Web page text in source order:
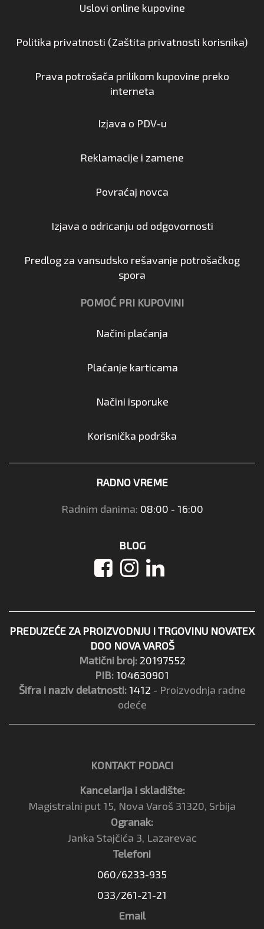
Uslovi online kupovine
Politika privatnosti (Zaštita privatnosti korisnika)
Prava potrošača prilikom kupovine preko
interneta
Izjava o PDV-u
Reklamacije i zamene
Povraćaj novca
Izjava o odricanju od odgovornosti
Predlog za vansudsko rešavanje potrošačkog
spora
POMOĆ PRI KUPOVINI
Načini plaćanja
Plaćanje karticama
Načini isporuke
Korisnička podrška
RADNO VREME
Radnim danima: 08:00 - 16:00
BLOG
PREDUZEĆE ZA PROIZVODNJU I TRGOVINU NOVATEX
DOO NOVA VAROŠ
Matični broj: 20197552
PIB: 104630901
Šifra i naziv delatnosti: 1412 - Proizvodnja radne
odeće
KONTAKT PODACI
Kancelarija i skladište:
Magistralni put 15, Nova Varoš 31320, Srbija
Ogranak:
Janka Stajčića 3, Lazarevac
Telefoni
060/6233-935
033/261-21-21
Email